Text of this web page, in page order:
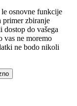
osnovne funkcije
primer zbiranje
do vašega
vas ne moremo
ne bodo nikoli